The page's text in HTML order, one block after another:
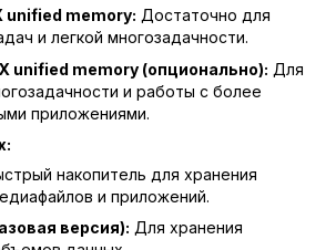
unified memory: Достаточно для
и легкой многозадачности.
unified memory (опционально): Для
и работы с более
приложениями.
накопитель для хранения
и приложений.
версия): Для хранения